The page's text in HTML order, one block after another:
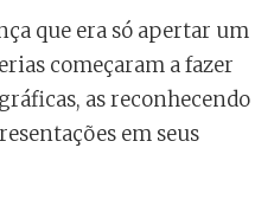
que era só apertar um
começaram a fazer
as reconhecendo
em seus